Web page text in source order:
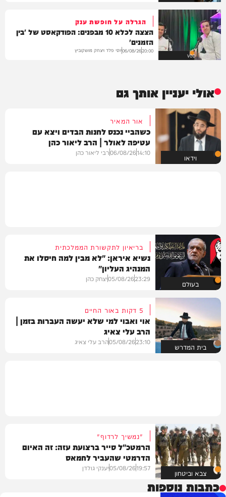
VOD
הגרלה על חופשת ענק
הצצה לכלא 10 מבפנים: הפודקאסט של 'בין
הזמנים'
20:00
06/08/26יוסי פלד ויצחק מושקוביץ
אולי יעניין אותך גם
וידאו
אור המאיר
כשהביי נכנס לחנות הבדים ויצא עם
עטיפה לאולר | הרב ליאור כהן
14:10
06/08/26רבי ליאור כהן
בעולם
בריאיון לתקשורת הממלכתית
נשיא איראן: "לא מבין למה חיסלו את
המנהיג העליון"
23:29
05/08/26יצחק כהן
בית המדרש
5 דקות באור החיים
אוי ואבוי למי שלא יעשה העברות בזמן |
הרב עלי צאיג
23:10
05/08/26הרב עלי צאיג
צבא וביטחון
"נמשיך לרדוף"
הרמטכ"ל סייר ברצועת עזה: זה האיום
הדרמטי שהעביר לחמאס
19:57
05/08/26יענקי גולדן
כתבות נוספות